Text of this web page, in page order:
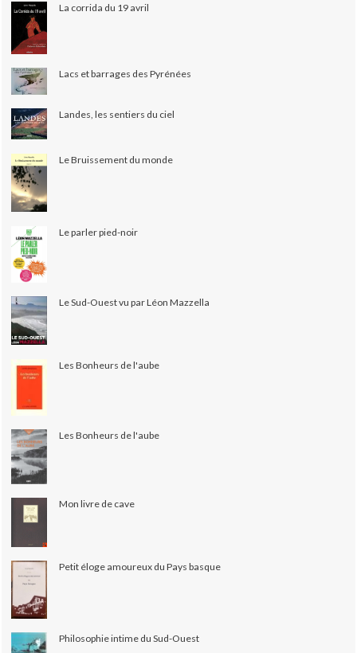
La corrida du 19 avril
Lacs et barrages des Pyrénées
Landes, les sentiers du ciel
Le Bruissement du monde
Le parler pied-noir
Le Sud-Ouest vu par Léon Mazzella
Les Bonheurs de l'aube
Les Bonheurs de l'aube
Mon livre de cave
Petit éloge amoureux du Pays basque
Philosophie intime du Sud-Ouest